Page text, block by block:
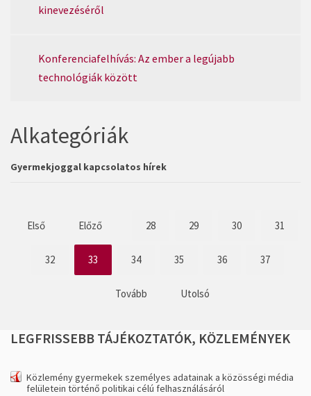
kinevezéséről
Konferenciafelhívás: Az ember a legújabb
technológiák között
Alkategóriák
Gyermekjoggal kapcsolatos hírek
Első Előző 28 29 30 31
32 33 34 35 36 37
Tovább Utolsó
LEGFRISSEBB TÁJÉKOZTATÓK, KÖZLEMÉNYEK
Közlemény gyermekek személyes adatainak a közösségi média
felületein történő politikai célú felhasználásáról